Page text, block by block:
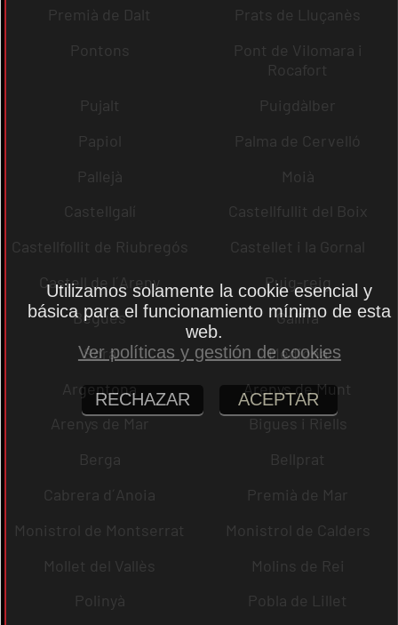
Premià de Dalt
Prats de Lluçanès
Pontons
Pont de Vilomara i
Rocafort
Pujalt
Puigdàlber
Papiol
Palma de Cervelló
Pallejà
Moià
Castellgalí
Castellfullit del Boix
Castellfollit de Riubregós
Castellet i la Gornal
Castell de l´Areny
Puig-reig
Begues
Gallifa
Sora
Mediona
Argentona
Arenys de Munt
Arenys de Mar
Bigues i Riells
Berga
Bellprat
Cabrera d´Anoia
Premià de Mar
Monistrol de Montserrat
Monistrol de Calders
Mollet del Vallès
Molins de Rei
Polinyà
Pobla de Lillet
Utilizamos solamente la cookie esencial y
básica para el funcionamiento mínimo de esta
web.
Ver políticas y gestión de cookies
RECHAZAR ACEPTAR